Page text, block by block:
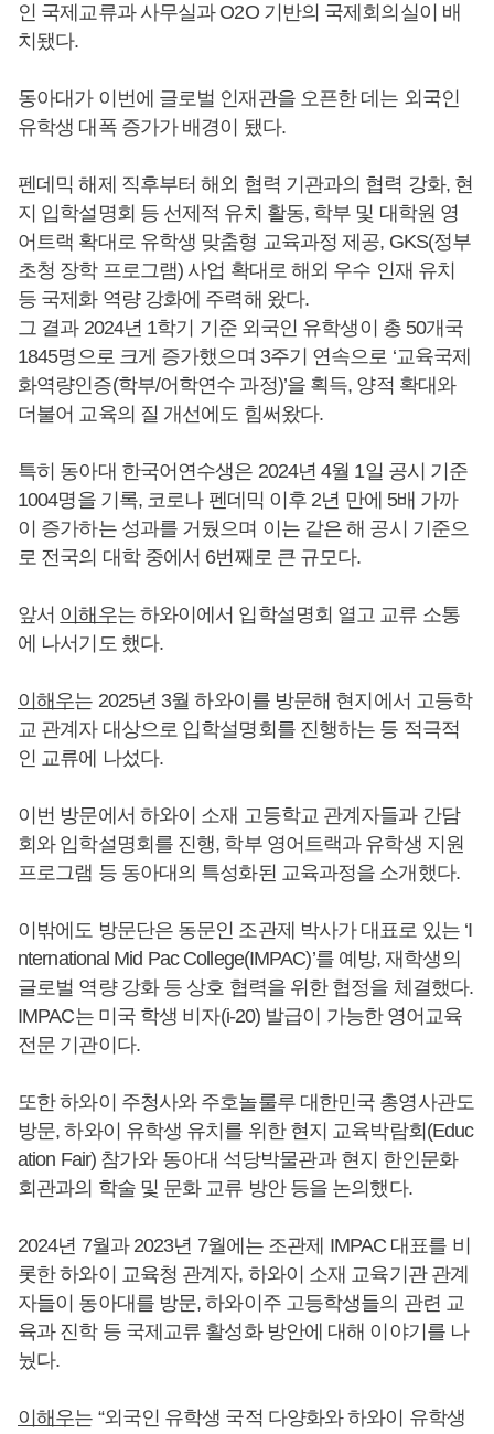
인 국제교류과 사무실과 O2O 기반의 국제회의실이 배
치됐다.
동아대가 이번에 글로벌 인재관을 오픈한 데는 외국인
유학생 대폭 증가가 배경이 됐다.
펜데믹 해제 직후부터 해외 협력 기관과의 협력 강화, 현
지 입학설명회 등 선제적 유치 활동, 학부 및 대학원 영
어트랙 확대로 유학생 맞춤형 교육과정 제공, GKS(정부
초청 장학 프로그램) 사업 확대로 해외 우수 인재 유치
등 국제화 역량 강화에 주력해 왔다.
그 결과 2024년 1학기 기준 외국인 유학생이 총 50개국
1845명으로 크게 증가했으며 3주기 연속으로 ‘교육국제
화역량인증(학부/어학연수 과정)’을 획득, 양적 확대와
더불어 교육의 질 개선에도 힘써왔다.
특히 동아대 한국어연수생은 2024년 4월 1일 공시 기준
1004명을 기록, 코로나 펜데믹 이후 2년 만에 5배 가까
이 증가하는 성과를 거뒀으며 이는 같은 해 공시 기준으
로 전국의 대학 중에서 6번째로 큰 규모다.
앞서 이해우는 하와이에서 입학설명회 열고 교류 소통
에 나서기도 했다.
이해우는 2025년 3월 하와이를 방문해 현지에서 고등학
교 관계자 대상으로 입학설명회를 진행하는 등 적극적
인 교류에 나섰다.
이번 방문에서 하와이 소재 고등학교 관계자들과 간담
회와 입학설명회를 진행, 학부 영어트랙과 유학생 지원
프로그램 등 동아대의 특성화된 교육과정을 소개했다.
이밖에도 방문단은 동문인 조관제 박사가 대표로 있는 ‘I
nternational Mid Pac College(IMPAC)’를 예방, 재학생의
글로벌 역량 강화 등 상호 협력을 위한 협정을 체결했다.
IMPAC는 미국 학생 비자(i-20) 발급이 가능한 영어교육
전문 기관이다.
또한 하와이 주청사와 주호놀룰루 대한민국 총영사관도
방문, 하와이 유학생 유치를 위한 현지 교육박람회(Educ
ation Fair) 참가와 동아대 석당박물관과 현지 한인문화
회관과의 학술 및 문화 교류 방안 등을 논의했다.
2024년 7월과 2023년 7월에는 조관제 IMPAC 대표를 비
롯한 하와이 교육청 관계자, 하와이 소재 교육기관 관계
자들이 동아대를 방문, 하와이주 고등학생들의 관련 교
육과 진학 등 국제교류 활성화 방안에 대해 이야기를 나
눴다.
이해우는 “외국인 유학생 국적 다양화와 하와이 유학생